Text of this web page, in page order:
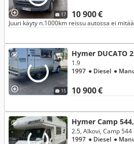
17 10 900 €
Juuri käyty n.1000km reissu autossa ei
15 10 900 €
1.9
1997 ● Diesel ●
Hymer Camp
2.5, Alkovi, Camp 544
1997 ● Diesel ●